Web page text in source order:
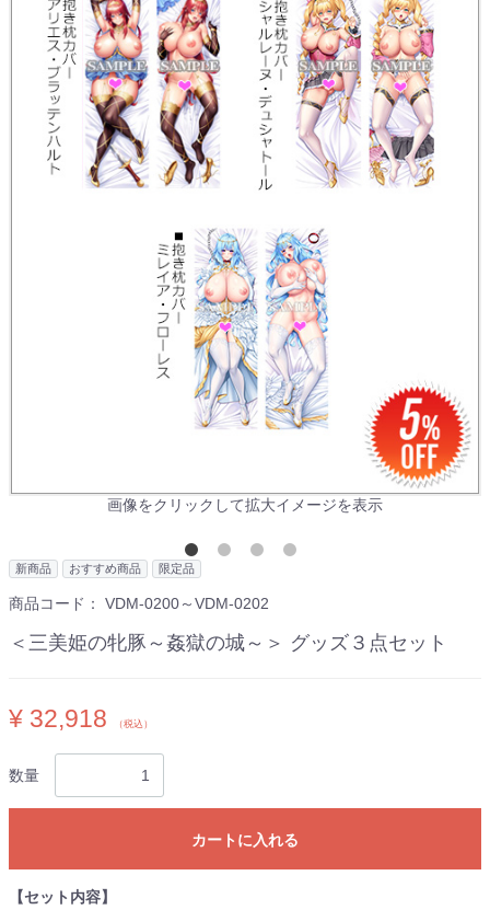
画像をクリックして拡大イメージを表示
新商品 おすすめ商品 限定品
商品コード： VDM-0200～VDM-0202
＜三美姫の牝豚～姦獄の城～＞ グッズ３点セット
¥ 32,918 （税込）
数量
カートに入れる
【セット内容】